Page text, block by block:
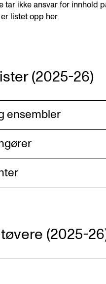
tar ikke ansvar for innhold
listet opp her
(2025-26)
ensembler
(2025-